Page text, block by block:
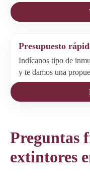
Presupuesto
Indícanos tipo de
y te damos una
Preguntas
extintores